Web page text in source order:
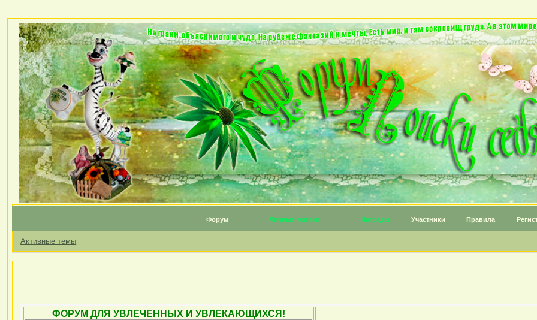
Форум Личные топики Награды Участники Правила
Активные темы
ФОРУМ ДЛЯ УВЛЕЧЕННЫХ И УВЛЕКАЮЩИХСЯ!